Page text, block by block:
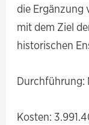
die Ergänzung
mit dem Ziel
historischen
Durchführung:
Kosten: